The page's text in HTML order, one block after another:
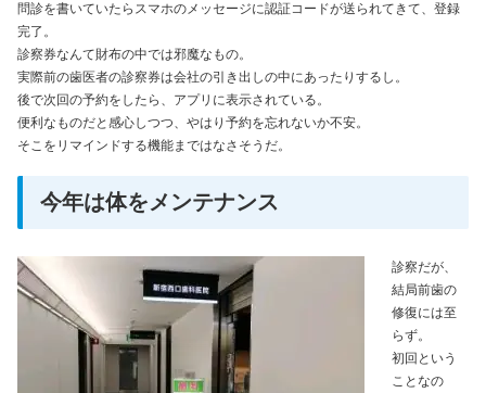
問診を書いていたらスマホのメッセージに認証コードが送られてきて、登録
完了。
診察券なんて財布の中では邪魔なもの。
実際前の歯医者の診察券は会社の引き出しの中にあったりするし。
後で次回の予約をしたら、アプリに表示されている。
便利なものだと感心しつつ、やはり予約を忘れないか不安。
そこをリマインドする機能まではなさそうだ。
今年は体をメンテナンス
診察だが、
結局前歯の
修復には至
らず。
初回という
ことなの